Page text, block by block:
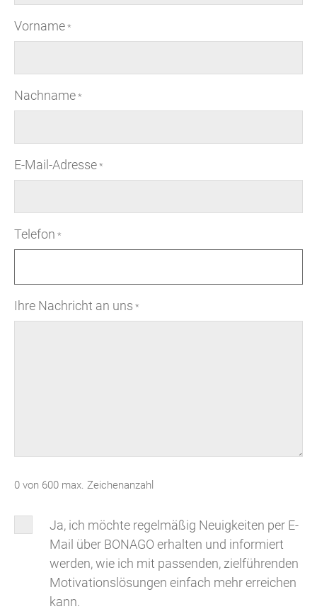
Vorname *
Nachname *
E-Mail-Adresse *
Telefon *
Ihre Nachricht an uns *
0 von 600 max. Zeichenanzahl
NewsletterJa, ich möchte regelmäßig Neuigkeiten per E-
Mail über BONAGO erhalten und informiert
werden, wie ich mit passenden, zielführenden
Motivationslösungen einfach mehr erreichen
kann.